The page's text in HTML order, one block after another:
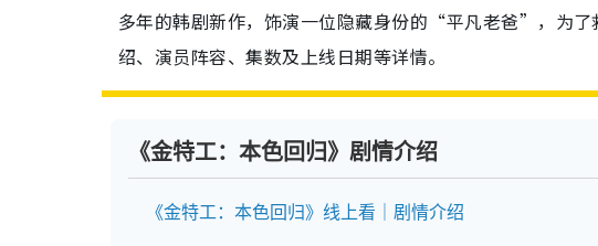
多年的韩剧新作，饰演一位隐藏身份的“平凡老爸”，为
绍、演员阵容、集数及上线日期等详情。
《金特工：本色回归》剧情介绍
《金特工：本色回归》线上看｜剧情介绍